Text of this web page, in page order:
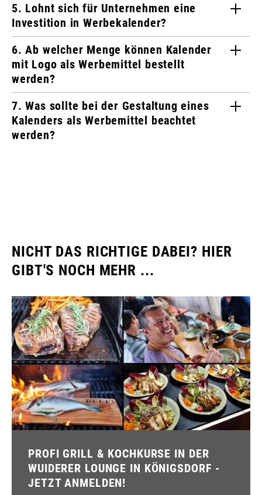
5. Lohnt sich für Unternehmen eine
Investition in Werbekalender?
6. Ab welcher Menge können Kalender
mit Logo als Werbemittel bestellt
werden?
7. Was sollte bei der Gestaltung eines
Kalenders als Werbemittel beachtet
werden?
NICHT DAS RICHTIGE DABEI? HIER
GIBT'S NOCH MEHR ...
PROFI GRILL & KOCHKURSE IN DER
WUIDERER LOUNGE IN KÖNIGSDORF -
JETZT ANMELDEN!